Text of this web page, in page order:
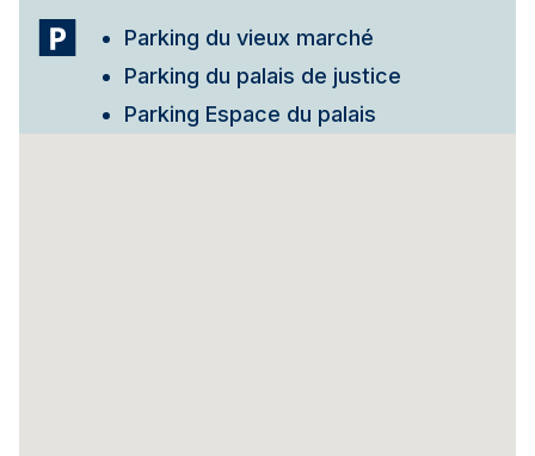
Parking du vieux marché
Parking du palais de justice
Parking Espace du palais